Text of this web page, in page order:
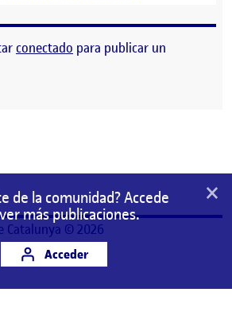
conectado para publicar un
de la comunidad? Accede
más publicaciones.
Acceder
×
Catalunya © 2026